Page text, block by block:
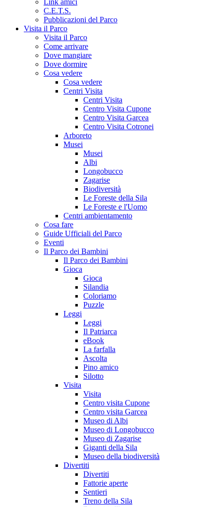
C.E.T.S.
Pubblicazioni del Parco
Visita il Parco
Visita il Parco
Come arrivare
Dove mangiare
Dove dormire
Cosa vedere
Cosa vedere
Centri Visita
Centri Visita
Centro Visita Cupone
Centro Visita Garcea
Centro Visita Cotronei
Arboreto
Musei
Musei
Albi
Longobucco
Zagarise
Biodiversità
Le Foreste della Sila
Le Foreste e l'Uomo
Centri ambientamento
Cosa fare
Guide Ufficiali del Parco
Eventi
Il Parco dei Bambini
Il Parco dei Bambini
Gioca
Gioca
Silandia
Coloriamo
Puzzle
Leggi
Leggi
Il Patriarca
eBook
La farfalla
Ascolta
Pino amico
Silotto
Visita
Visita
Centro visita Cupone
Centro visita Garcea
Museo di Albi
Museo di Longobucco
Museo di Zagarise
Giganti della Sila
Museo della biodiversità
Divertiti
Divertiti
Fattorie aperte
Sentieri
Treno della Sila